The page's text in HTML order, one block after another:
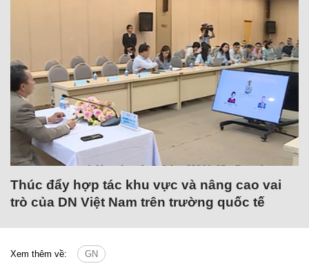
Thúc đẩy hợp tác khu vực và nâng cao vai
trò của DN Việt Nam trên trường quốc tế
Xem thêm về: GN